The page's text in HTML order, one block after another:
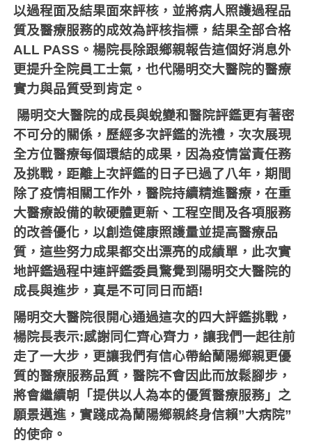
以過程面及結果面來評核，並將病人照護過程品
質及醫療服務的成效為評核指標，結果全部合格
ALL PASS 。楊院長除跟鄉親報告這個好消息外
更提升全院員工士氣，也代陽明交大醫院的醫療
實力與品質受到肯定。
陽明交大醫院的成長與蛻變和醫院評鑑更有著密
不可分的關係，歷經多次評鑑的洗禮，次次展現
全方位醫療每個環結的成果，因為疫情當責任務
及挑戰，距離上次評鑑的日子已過了八年，期間
除了疫情相關工作外，醫院持續精進醫療，在重
大醫療設備的軟硬體更新、工程空間及各項服務
的改善優化，以創造健康照護量並提高醫療品
質，這些努力成果都交出漂亮的成績單，此次實
地評鑑過程中連評鑑委員驚覺到陽明交大醫院的
成長與進步，真是不可同日而語!
陽明交大醫院很開心通過這次的四大評鑑挑戰，
楊院長表示:感謝同仁齊心齊力，讓我們一起往前
走了一大步，更讓我們有信心帶給蘭陽鄉親更優
質的醫療服務品質，醫院不會因此而放鬆腳步，
將會繼續朝「提供以人為本的優質醫療服務」之
願景邁進，實踐成為蘭陽鄉親終身信賴”大病院”
的使命。